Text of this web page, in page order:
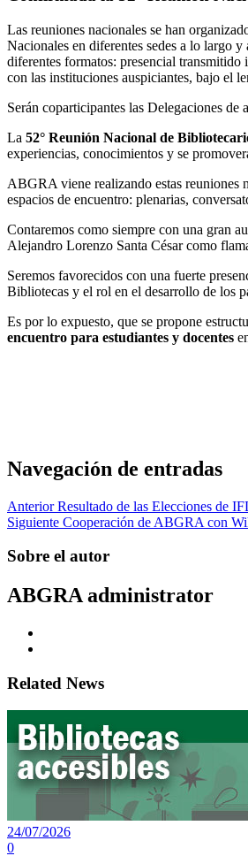
Las reuniones nacionales se han
Nacionales en diferentes sedes a lo largo
diferentes formatos: presencial transmitido
con las instituciones auspiciantes, bajo el
Serán coparticipantes las Delegaciones
La 52° Reunión Nacional de
experiencias, conocimientos y se
ABGRA viene realizando estas reuniones
espacios de encuentro: plenarias,
Contaremos como siempre con una gran
Alejandro Lorenzo Santa César como
Seremos favorecidos con una fuerte
Bibliotecas y el rol en el desarrollo de los
Es por lo expuesto, que se propone
encuentro para estudiantes y docentes
Navegación de entradas
Anterior Resultado de las Elecciones de
Siguiente Cooperación de ABGRA con
Sobre el autor
ABGRAadministrator
Related News
24/07/2026
0